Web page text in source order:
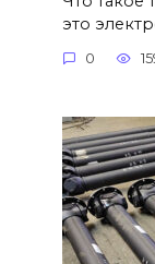
это
0